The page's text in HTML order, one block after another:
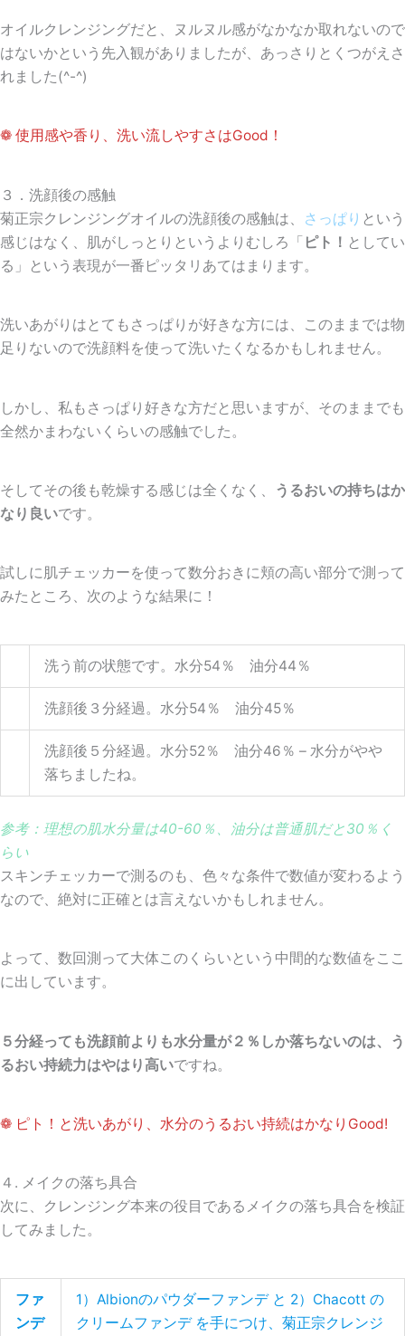
オイルクレンジングだと、ヌルヌル感がなかなか取れないので
はないかという先入観がありましたが、あっさりとくつがえさ
れました(^-^)
❁ 使用感や香り、洗い流しやすさはGood！
３．洗顔後の感触
菊正宗クレンジングオイルの洗顔後の感触は、
さっぱり という
感じはなく、肌がしっとりというよりむしろ「 ピト！ としてい
る」
という表現が一番ピッタリあてはまります。
洗いあがりはとてもさっぱりが好きな方には、このままでは物
足りないので洗顔料を使って洗いたくなるかもしれません。
しかし、私もさっぱり好きな方だと思いますが、そのままでも
全然かまわないくらいの感触でした。
そしてその後も乾燥する感じは全くなく、
うるおいの持ちはか
なり良いです。
試しに肌チェッカーを使って数分おきに頬の高い部分で測って
みたところ、次のような結果に！
洗う前の状態です。水分54％ 油分44％
洗顔後３分経過。水分54％ 油分45％
洗顔後５分経過。水分52％ 油分46％ – 水分がやや
落ちましたね。
参考：理想の肌水分量は40-60％、油分は普通肌だと30％く
らい
スキンチェッカーで測るのも、色々な条件で数値が変わるよう
なので、絶対に正確とは言えないかもしれません。
よって、数回測って大体このくらいという中間的な数値をここ
に出しています。
５分経っても洗顔前よりも水分量が２％しか落ちないのは、う
るおい持続力はやはり高いですね。
❁ ピト！と洗いあがり、水分のうるおい持続はかなりGood!
４. メイクの落ち具合
次に、クレンジング本来の役目であるメイクの落ち具合を検証
してみました。
ファ
ンデ
1）Albionのパウダーファンデ と 2）Chacott の
クリームファンデ を手につけ、菊正宗クレンジ